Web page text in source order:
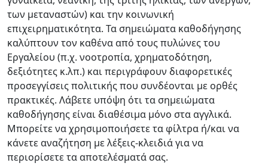
των μεταναστών) και την κοινωνική
επιχειρηματικότητα. Τα σημειώματα καθοδήγησης
καλύπτουν τον καθένα από τους πυλώνες του
Εργαλείου (π.χ. νοοτροπία, χρηματοδότηση,
δεξιότητες κ.λπ.) και περιγράφουν διαφορετικές
προσεγγίσεις πολιτικής που συνδέονται με ορθές
πρακτικές. Λάβετε υπόψη ότι τα σημειώματα
καθοδήγησης είναι διαθέσιμα μόνο στα αγγλικά.
Μπορείτε να χρησιμοποιήσετε τα φίλτρα ή/και να
κάνετε αναζήτηση με λέξεις-κλειδιά για να
περιορίσετε τα αποτελέσματά σας.